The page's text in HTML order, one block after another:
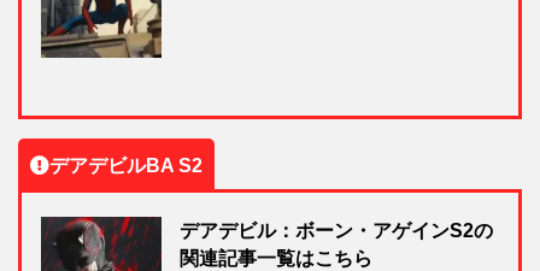
デアデビルBA S2
デアデビル：ボーン・アゲインS2の
関連記事一覧はこちら